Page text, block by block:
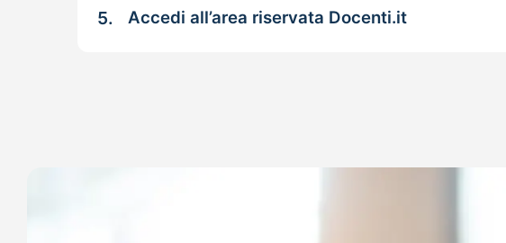
5. Accedi all’area riservata Docenti.it